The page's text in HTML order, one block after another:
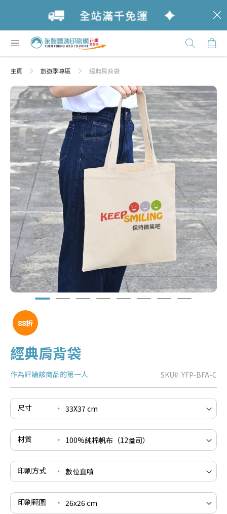
過
到
容
主頁 旅遊季專區 經典肩背袋
經典肩背袋
作為評論該商品的第一人 SKU YFP-BFA-C
尺寸
材質
印刷方式
印刷範圍
Skip
to
the
end
of
the
images
gallery
Skip
to
the
beginning
of
the
images
gallery
88折